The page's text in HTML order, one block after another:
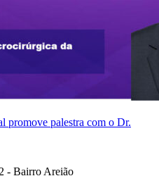
promove palestra com o Dr.
- Bairro Areião